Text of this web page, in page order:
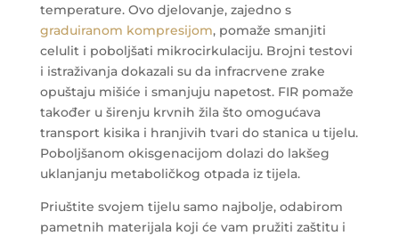
temperature. Ovo djelovanje, zajedno s
graduiranom kompresijom, pomaže smanjiti
celulit i poboljšati mikrocirkulaciju. Brojni testovi
i istraživanja dokazali su da infracrvene zrake
opuštaju mišiće i smanjuju napetost. FIR pomaže
također u širenju krvnih žila što omogućava
transport kisika i hranjivih tvari do stanica u tijelu.
Poboljšanom okisgenacijom dolazi do lakšeg
uklanjanju metaboličkog otpada iz tijela.
Priuštite svojem tijelu samo najbolje, odabirom
pametnih materijala koji će vam pružiti zaštitu i